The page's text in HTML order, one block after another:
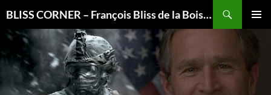
BLISS CORNER – François Bliss de la Boissière is here
AU
CONTENU